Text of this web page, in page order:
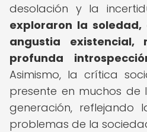
desolación y la
exploraron la
angustia existencial,
profunda
Asimismo, la crítica
presente en muchos
generación, reflejando
problemas de la